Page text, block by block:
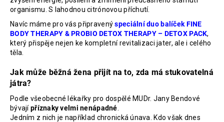
organismu. S lahodnou citrónovou příchutí.
Navíc máme pro vás připravenýspeciální duo balíček FINE
BODY THERAPY & PROBIO DETOX THERAPY – DETOX PACK,
který přispěje nejen ke kompletní revitalizaci jater, ale i celého
těla.
Jak může běžná žena přijít na to, zda má stukovatelná
játra?
Podle všeobecné lékařky pro dospělé MUDr. Jany Bendové
bývajípříznaky velmi nenápadné
Jedním z nich je například chronická únava. Kdo však dnes